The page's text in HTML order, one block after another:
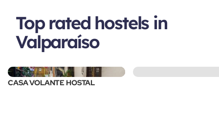
Top rated hostels in
Valparaíso
CASA VOLANTE HOSTAL